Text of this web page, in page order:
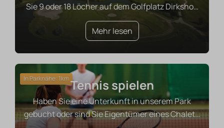
Sie 9 oder 18 Löcher auf dem Golfplatz Dirksho…
Mehr lesen
In Parknähe: 1kmTennis spielen
Haben Sie eine Unterkunft in unserem Park
gebucht oder sind Sie Eigentümer eines Chalet…